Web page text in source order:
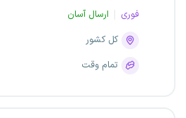
فوری
ارسال آسان
کل کشور
تمام وقت